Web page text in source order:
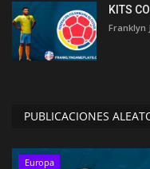
KITS
Franklyn
PUBLICACIONES
Europa